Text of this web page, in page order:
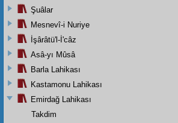
Şuâlar
Mesnevî-i Nuriye
İşârâtü'l-İ'câz
Asâ-yı Mûsâ
Barla Lahikası
Kastamonu Lahikası
Emirdağ Lahikası
Takdim